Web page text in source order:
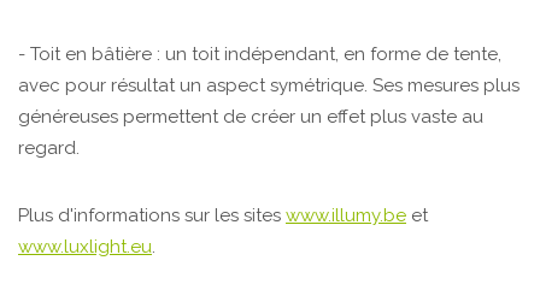
- Toit en bâtière : un toit indépendant, en forme de tente,
avec pour résultat un aspect symétrique. Ses mesures plus
généreuses permettent de créer un effet plus vaste au
regard.
Plus d'informations sur les sites www.illumy.be et
www.luxlight.eu.